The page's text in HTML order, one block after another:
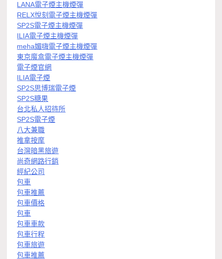
LANA電子煙主機煙彈
RELX悅刻電子煙主機煙彈
SP2S電子煙主機煙彈
ILIA電子煙主機煙彈
meha媚嗨電子煙主機煙彈
東京魔盒電子煙主機煙彈
電子煙官網
ILIA電子煙
SP2S思博瑞電子煙
SP2S糖果
台北私人招待所
SP2S電子煙
八大兼職
推拿按摩
台灣暗黑旅遊
尚奇網路行銷
經紀公司
包車
包車推薦
包車價格
包車
包車車款
包車行程
包車旅遊
包車推薦